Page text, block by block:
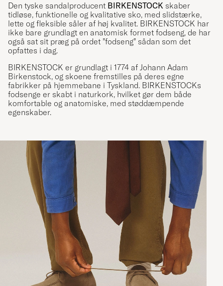
Den tyske sandalproducent BIRKENSTOCK skaber
tidløse, funktionelle og kvalitative sko, med slidstærke,
lette og fleksible såler af høj kvalitet. BIRKENSTOCK har
ikke bare grundlagt en anatomisk formet fodseng, de har
også sat sit præg på ordet ”fodseng” sådan som det
opfattes i dag.
BIRKENSTOCK er grundlagt i 1774 af Johann Adam
Birkenstock, og skoene fremstilles på deres egne
fabrikker på hjemmebane i Tyskland. BIRKENSTOCKs
fodsenge er skabt i naturkork, hvilket gør dem både
komfortable og anatomiske, med støddæmpende
egenskaber.